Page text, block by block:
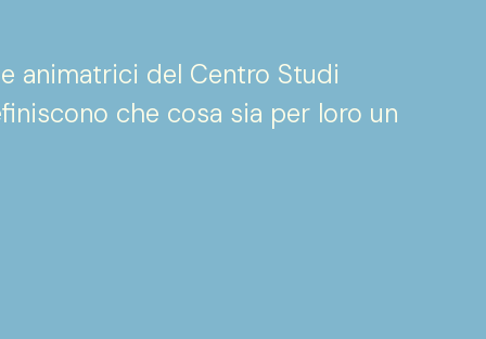
animatrici del Centro Studi
che cosa sia per loro un